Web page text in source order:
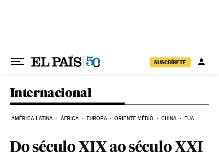
SUSCRÍBETE
Internacional
AMÉRICA LATINA ÁFRICA EUROPA ORIENTE MÉDIO CHINA EUA
Do século XIX ao século XXI